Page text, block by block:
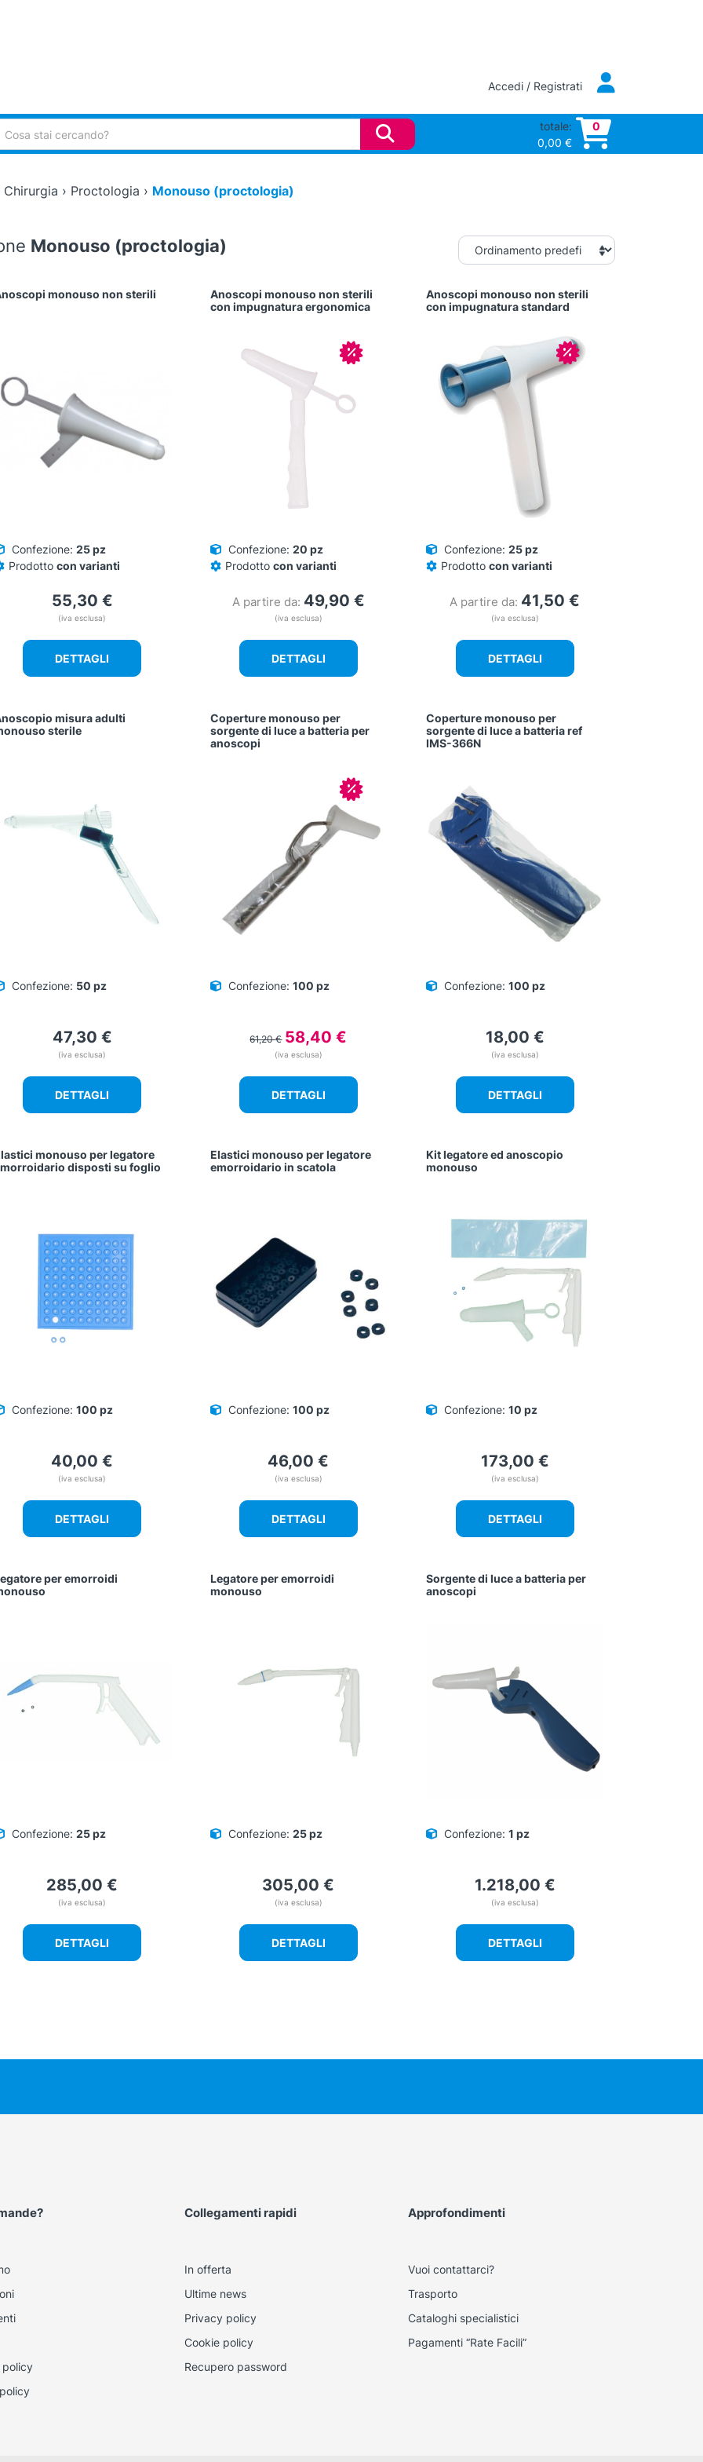
Accedi / Registrati
totale:
0,00 €
0
Chirurgia › Proctologia › Monouso (proctologia)
Monouso (proctologia)
monouso non sterili
Confezione: 25 pz
Prodotto con varianti
55,30 €
(iva esclusa)
DETTAGLI
Anoscopi monouso non sterili
con impugnatura ergonomica
In offerta!
Confezione: 20 pz
Prodotto con varianti
A partire da: 49,90 €
(iva esclusa)
DETTAGLI
Anoscopi monouso non sterili
con impugnatura standard
In offerta!
Confezione: 25 pz
Prodottocon varianti
A partire da: 41,50€
(iva esclusa)
DETTAGLI
misura adulti
sterile
Confezione: 50 pz
47,30 €
(iva esclusa)
DETTAGLI
Coperture monouso per
sorgente di luce a batteria per
anoscopi
In offerta!
Confezione: 100 pz
61,20€ Il
prezzo
61,20 €.
58,40€
è:
58,40 €.
(iva esclusa)
DETTAGLI
Coperture monouso per
sorgente di luce a batteria ref
IMS-366N
Confezione: 100 pz
18,00 €
(iva esclusa)
DETTAGLI
monouso per legatore
disposti su foglio
Confezione: 100 pz
40,00€
(iva esclusa)
DETTAGLI
Elastici monouso per legatore
emorroidario in scatola
Confezione: 100 pz
46,00€
(iva esclusa)
DETTAGLI
Kit legatore ed anoscopio
monouso
Confezione: 10 pz
173,00 €
(iva esclusa)
DETTAGLI
per emorroidi
Confezione: 25 pz
285,00€
(iva esclusa)
DETTAGLI
Legatore per emorroidi
monouso
Confezione: 25 pz
305,00€
(iva esclusa)
DETTAGLI
Sorgente di luce a batteria per
anoscopi
Confezione: 1 pz
1.218,00 €
(iva esclusa)
DETTAGLI
Collegamenti rapidi
In offerta
Ultime news
Privacy policy
Cookie policy
Recupero password
Approfondimenti
Vuoi contattarci?
Trasporto
Cataloghi specialistici
Pagamenti “Rate Facili”